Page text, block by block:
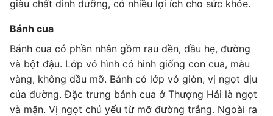
giàu chất dinh dưỡng, có nhiều lợi ích cho sức khỏe.
Bánh cua
Bánh cua có phần nhân gồm rau dền, dầu hẹ, đường
và bột đậu. Lớp vỏ hình có hình giống con cua, màu
vàng, không dầu mỡ. Bánh có lớp vỏ giòn, vị ngọt dịu
của đường. Đặc trưng bánh cua ở Thượng Hải là ngọt
và mặn. Vị ngọt chủ yếu từ mỡ đường trắng. Ngoài ra